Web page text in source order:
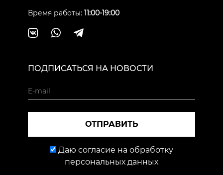
Время работы: 11:00-19:00
ПОДПИСАТЬСЯ НА НОВОСТИ
ОТПРАВИТЬ
Даю согласие на обработку
персональных данных